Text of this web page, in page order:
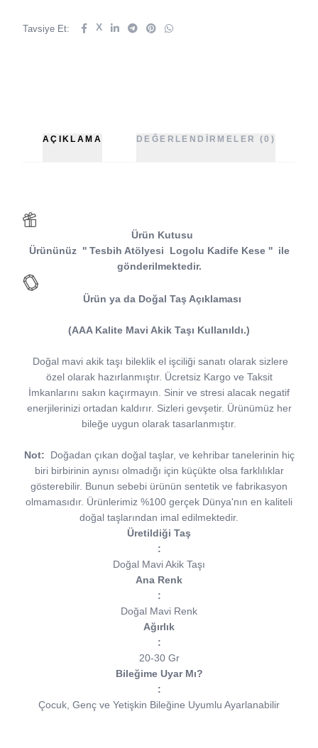
Tavsiye Et: X
AÇIKLAMA DEĞERLENDIRMELER (0)
Ürün Kutusu
Ürününüz '' Tesbih Atölyesi Logolu Kadife Kese '' ile
gönderilmektedir.
Ürün ya da Doğal Taş Açıklaması
(AAA Kalite Mavi Akik Taşı Kullanıldı.)
Doğal mavi akik taşı bileklik el işciliği sanatı olarak sizlere
özel olarak hazırlanmıştır. Ücretsiz Kargo ve Taksit
İmkanlarını sakın kaçırmayın. Sinir ve stresi alacak negatif
enerjilerinizi ortadan kaldırır. Sizleri gevşetir. Ürünümüz her
bileğe uygun olarak tasarlanmıştır.
Not:
Doğadan çıkan doğal taşlar, ve kehribar tanelerinin hiç
biri birbirinin aynısı olmadığı için küçükte olsa farklılıklar
gösterebilir. Bunun sebebi ürünün sentetik ve fabrikasyon
olmamasıdır. Ürünlerimiz %100 gerçek Dünya'nın en kaliteli
doğal taşlarından imal edilmektedir.
Üretildiği Taş
:
Doğal Mavi Akik Taşı
Ana Renk
:
Doğal Mavi Renk
Ağırlık
:
20-30 Gr
Bileğime Uyar Mı?
:
Çocuk, Genç ve Yetişkin Bileğine Uyumlu Ayarlanabilir